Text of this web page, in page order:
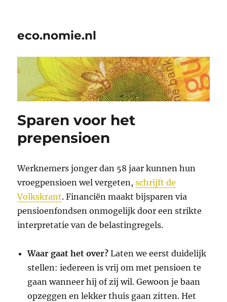
eco.nomie.nl
Sparen voor het
prepensioen
Werknemers jonger dan 58 jaar kunnen hun
vroegpensioen wel vergeten,schrijft de
Volkskrant. Financiën maakt bijsparen via
pensioenfondsen onmogelijk door een strikte
interpretatie van de belastingregels.
Waar gaat het over? Laten we eerst duidelijk
stellen: iedereen is vrij om met pensioen te
gaan wanneer hij of zij wil. Gewoon je baan
opzeggen en lekker thuis gaan zitten. Het